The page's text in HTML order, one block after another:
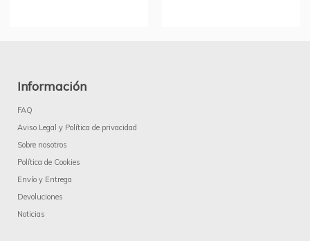
Información
FAQ
Aviso Legal y Política de privacidad
Sobre nosotros
Política de Cookies
Envío y Entrega
Devoluciones
Noticias